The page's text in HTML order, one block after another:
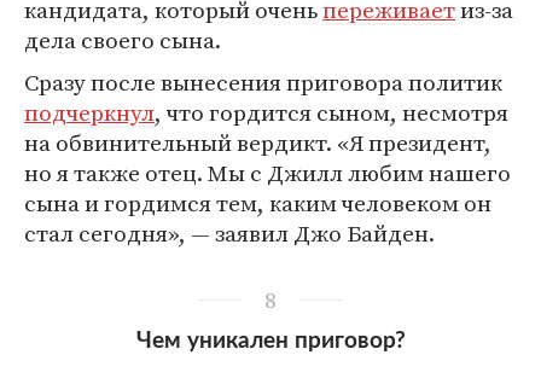
кандидата, который оченьпереживаетиз-за
дела своего сына.
Сразу после вынесения приговора политик
подчеркнул, что гордится сыном, несмотря
на обвинительный вердикт. «Я президент,
но я также отец. Мы с Джилл любим нашего
сына и гордимся тем, каким человеком он
стал сегодня», — заявил Джо Байден.
8
Чем уникален приговор?